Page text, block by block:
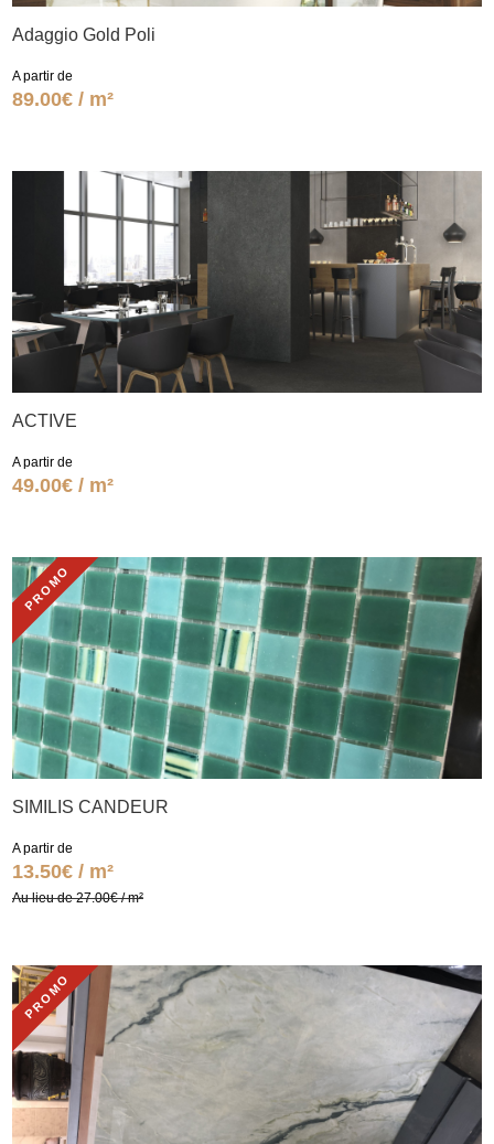
Adaggio Gold Poli
A partir de
89.00€ / m²
ACTIVE
A partir de
49.00€ / m²
PROMO
SIMILIS CANDEUR
A partir de
13.50€ / m²
Au lieu de 27.00€ / m²
PROMO